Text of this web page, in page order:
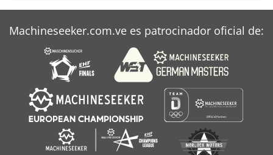
Machineseeker.com.ve es patrocinador oficial de: